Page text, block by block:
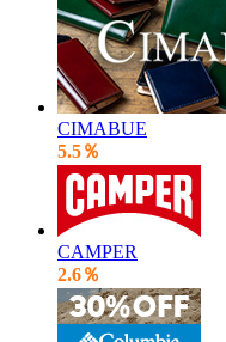
CIMABUE
5.5％
CAMPER
2.6％